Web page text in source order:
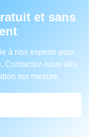
et sans
à nos experts pour
Contactez-nous dès
sur mesure.